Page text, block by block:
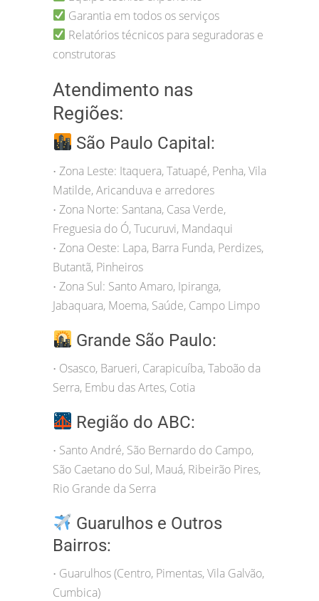
Garantia em todos os serviços
Relatórios técnicos para seguradoras e
construtoras
Atendimento nas
Regiões:
São Paulo Capital:
• Zona Leste: Itaquera, Tatuapé, Penha, Vila
Matilde, Aricanduva e arredores
• Zona Norte: Santana, Casa Verde,
Freguesia do Ó, Tucuruvi, Mandaqui
• Zona Oeste: Lapa, Barra Funda, Perdizes,
Butantã, Pinheiros
• Zona Sul: Santo Amaro, Ipiranga,
Jabaquara, Moema, Saúde, Campo Limpo
Grande São Paulo:
• Osasco, Barueri, Carapicuíba, Taboão da
Serra, Embu das Artes, Cotia
Região do ABC:
• Santo André, São Bernardo do Campo,
São Caetano do Sul, Mauá, Ribeirão Pires,
Rio Grande da Serra
Guarulhos e Outros
Bairros:
• Guarulhos (Centro, Pimentas, Vila Galvão,
Cumbica)